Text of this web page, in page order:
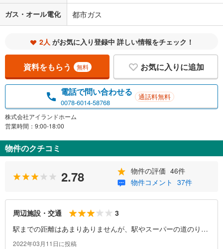
ガス・オール電化 都市ガス
2人 がお気に入り登録中 詳しい情報をチェック！
資料をもらう 無料 お気に入りに追加
電話で問い合わせる
0078-6014-58768
通話料無料
株式会社アイランドホーム
営業時間：9:00-18:00
物件のクチコミ
2.78 物件の評価 46件
物件コメント 37件
周辺施設・交通
3
駅までの距離はあまりありませんが、駅やスーパーの道のりが
坂道のため車がない人には少し厳しいと思います。
2022年03月11日に投稿